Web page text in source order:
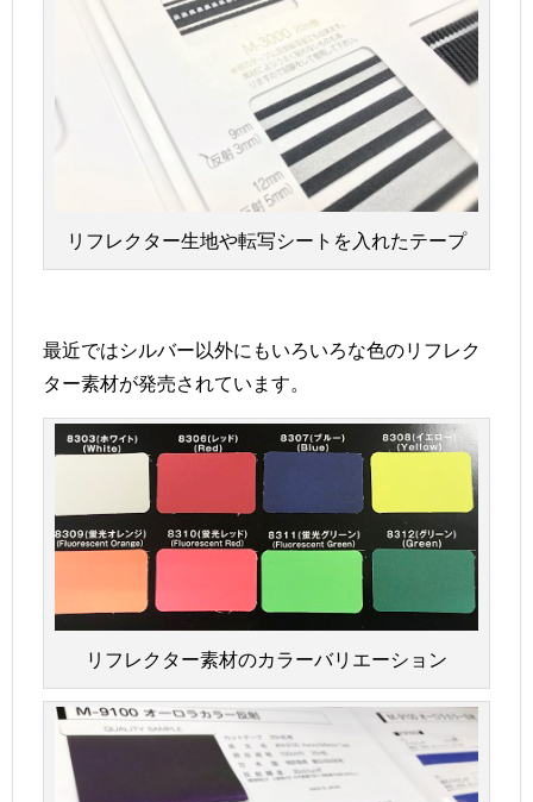
リフレクター生地や転写シートを入れたテープ
最近ではシルバー以外にもいろいろな色のリフレク
ター素材が発売されています。
リフレクター素材のカラーバリエーション